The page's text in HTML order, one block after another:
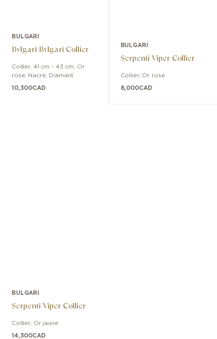
BULGARI
Bvlgari Bvlgari Collier
Collier, 41 cm - 43 cm
Or
rose
Nacre, Diamant
10,300CAD
BULGARI
Serpenti Viper Collier
Collier, Or rose
8,000CAD
BULGARI
Serpenti Viper Collier
Collier, Or jaune
14,300CAD